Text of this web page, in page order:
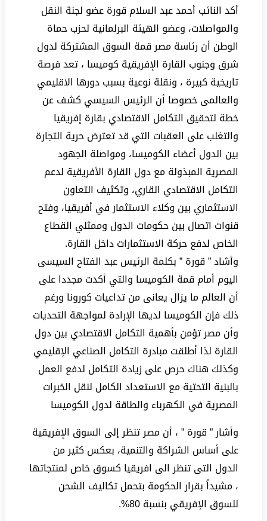
أكد النائب أحمد عبد السلام قورة عضو لجنة النقل
والمواصلات، وعضو الهيئة البرلمانية لحزب حماة
الوطن أن رئاسة مصر قمة السوق المشتركة لدول
شرق وجنوب القارة الإفريقية كوميسا ، تعد فرصة
تاريخية كبيرة ، ونقلة نوعية بسبب دورها الاقليمي
والعالمى خصوصا أن الرئيس السيسي كشف عن
خطة لتحقيق التكامل الاقتصادي بقارة إفريقيا
والتغلب على العقبات التي قد تعترض حرية التجارة
بين الدول أعضاء الكوميسا، ومواصلة الجهود
المصرية المبذولة مع دول القارة الأفريقية لدعم
التكامل الاقتصادي القاري، وتكثيف التعاون
الاستثماري بين وكلاء الاستثمار في أفريقيا، وفتح
قنوات اتصال بين حكومات الدول وممثلي القطاع
الخاص لدفع حركة الاستثمارات داخل القارة.
وأشاد ” قورة ” بكلمة الرئيس عبد الفتاح السيسى
اليوم أمام قمة الكوميسا والتي أكدت مجددا على
أن العالم ما يزال يعانى من تداعيات كورونا ورغم
ذلك فإن الكوميسا لديها الإرادة لمواجهة التحديات
وأن مصر تؤمن بأهمية التكامل الاقتصادي بين دول
القارة لذا أطلقت مبادرة التكامل الصناعي الإقليمي
وكذلك هناك حرص على زيادة التكامل لدفع العمل
بالبنية التحتية مع الاستعداد الكامل لنقل الخبرات
المصرية في الكهرباء والطاقة لدول الكوميسا
وأشار ” قورة ” ، أن مصر تنظر إلى السوق الإفريقية
على أساس الشراكة والتنمية، بعكس كثير من
الدول التى تنظر الى افريقيا كسوق خاص لمنتجاتها
، مشيداً بقرار الحكومة بتحمل تكاليف الشحن
للسوق الإفريقي بنسبة 80%.